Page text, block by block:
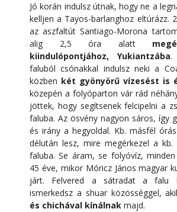
Jó korán indulsz útnak, hogy ne a
kelljen a Tayos-barlanghoz eltúrázz.
az aszfaltút Santiago-Morona
alig 2,5 óra alatt
kiindulópontjához, Yukiantzába.
faluból csónakkal indulsz neki a
közben két gyönyörű vízesést is
közepén a folyóparton vár rád
jöttek, hogy segítsenek felcipelni a
faluba. Az ösvény nagyon sáros, így
és irány a hegyoldal. Kb. másfél
délután lesz, mire megérkezel a
faluba. Se áram, se folyóvíz,
45 éve, mikor Móricz János magyar
járt. Felvered a sátradat a falu
ismerkedsz a shuar közösséggel,
és chichával kínálnak majd.